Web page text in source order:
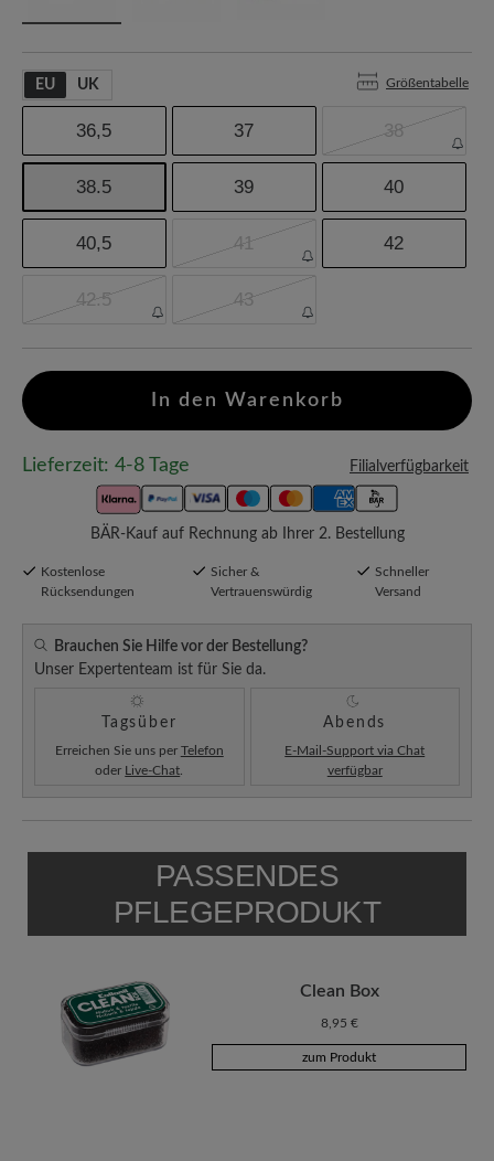
EU UK Größentabelle
36,5 37 38
38.5 39 40
40,5 41 42
42.5 43
In den Warenkorb
Lieferzeit: 4-8 Tage Filialverfügbarkeit
BÄR-Kauf auf Rechnung ab Ihrer 2. Bestellung
Kostenlose
Rücksendungen
Sicher &
Vertrauenswürdig
Schneller
Versand
Brauchen Sie Hilfe vor der Bestellung?
Unser Expertenteam ist für Sie da.
Tagsüber
Erreichen Sie uns per Telefon
oder Live-Chat
Abends
E-Mail-Support via Chat
verfügbar
PASSENDES
PFLEGEPRODUKT
Clean Box
8,95 €
zum Produkt